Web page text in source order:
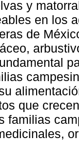
y
en los
de
que
familias